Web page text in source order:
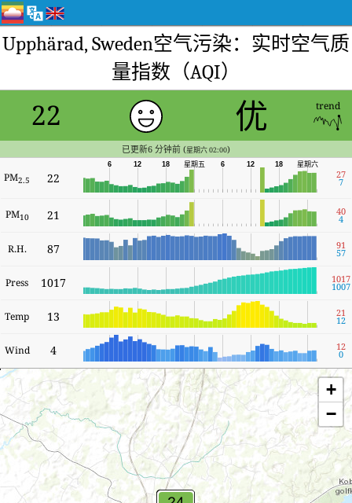
Upphärad, Sweden空气污染：实时空气质
量指数（AQI）
22 优 trend
已更新6 分钟前 (星期六 02:00)
PM2.5 22
星期六
18
12
6
星期五
18
12
6
27
7
PM10 21 40
4
R.H. 87 91
57
Press 1017 1017
1007
Temp 13 21
12
Wind 4 12
0
+
−